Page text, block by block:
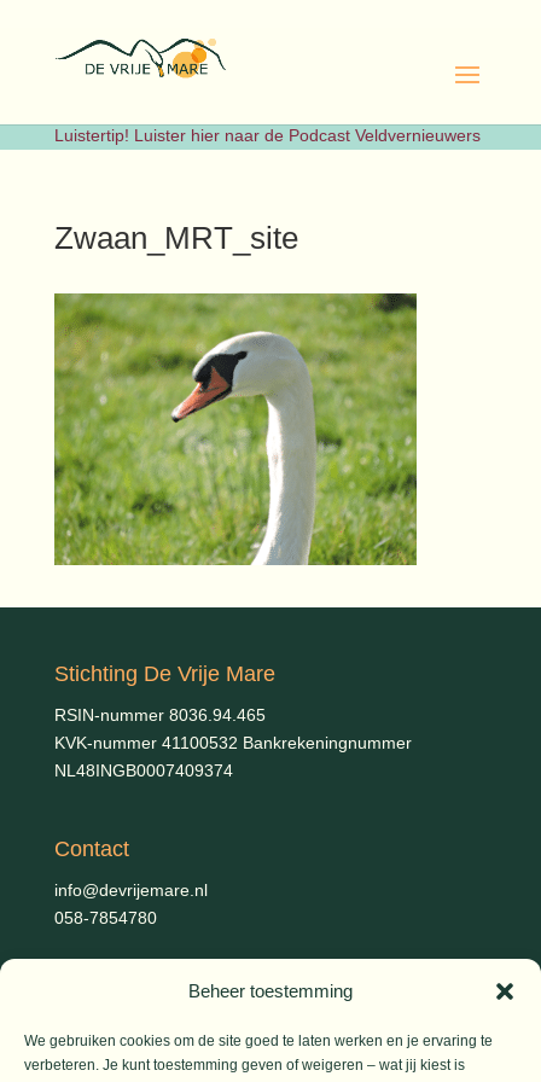
Beheer toestemming
We gebruiken cookies om de site goed te laten werken en je ervaring te
verbeteren. Je kunt toestemming geven of weigeren – wat jij kiest is
Luistertip! Luister hier naar de Podcast Veldvernieuwers
Zwaan_MRT_site
Stichting De Vrije Mare
RSIN-nummer 8036.94.465
KVK-nummer 41100532 Bankrekeningnummer
NL48INGB0007409374
Contact
info@devrijemare.nl
058-7854780
Gerold Febis, Johanna Koelman, Ronald de Jong,Aart
Blom (artikelen), Iris Planting (Marieke)